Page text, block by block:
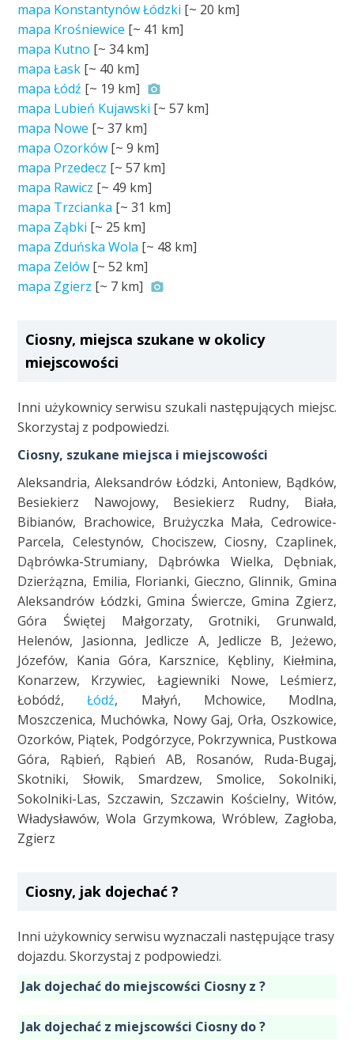
mapa Konstantynów Łódzki [~ 20 km]
mapa Krośniewice [~ 41 km]
mapa Kutno [~34 km]
mapa Łask [~ 40 km]
mapa Łódź [~ 19 km]
mapa Lubień Kujawski [~57 km]
mapa Nowe [~37 km]
mapa Ozorków [~9 km]
mapa Przedecz [~57 km]
mapa Rawicz [~ 49 km]
mapa Trzcianka [~31 km]
mapa Ząbki [~ 25 km]
mapa Zduńska Wola [~ 48 km]
mapa Zelów [~52 km]
mapa Zgierz [~ 7 km]
Ciosny, miejsca szukane w okolicy
miejscowości
Inni użykownicy serwisu szukali następujących miejsc.
Skorzystaj z podpowiedzi.
Ciosny, szukane miejsca i miejscowości
Aleksandria, Aleksandrów Łódzki, Antoniew, Bądków,
Besiekierz Nawojowy, Besiekierz Rudny, Biała,
Bibianów, Brachowice, Brużyczka Mała, Cedrowice-
Parcela, Celestynów, Chociszew, Ciosny, Czaplinek,
Dąbrówka-Strumiany, Dąbrówka Wielka, Dębniak,
Dzierżązna, Emilia, Florianki, Gieczno, Glinnik, Gmina
Aleksandrów Łódzki, Gmina Świercze, Gmina Zgierz,
Góra Świętej Małgorzaty, Grotniki, Grunwald,
Helenów, Jasionna, Jedlicze A, Jedlicze B, Jeżewo,
Józefów, Kania Góra, Karsznice, Kębliny, Kiełmina,
Konarzew, Krzywiec, Łagiewniki Nowe, Leśmierz,
Łobódź,Łódź, Małyń, Mchowice, Modlna,
Moszczenica, Muchówka, Nowy Gaj, Orła, Oszkowice,
Ozorków, Piątek, Podgórzyce, Pokrzywnica, Pustkowa
Góra, Rąbień, Rąbień AB, Rosanów, Ruda-Bugaj,
Skotniki, Słowik, Smardzew, Smolice, Sokolniki,
Sokolniki-Las, Szczawin, Szczawin Kościelny, Witów,
Władysławów, Wola Grzymkowa, Wróblew, Zagłoba,
Zgierz
Ciosny, jak dojechać ?
Inni użykownicy serwisu wyznaczali następujące trasy
dojazdu. Skorzystaj z podpowiedzi.
Jak dojechać do miejscowści Ciosny z ?
Jak dojechać z miejscowści Ciosny do ?